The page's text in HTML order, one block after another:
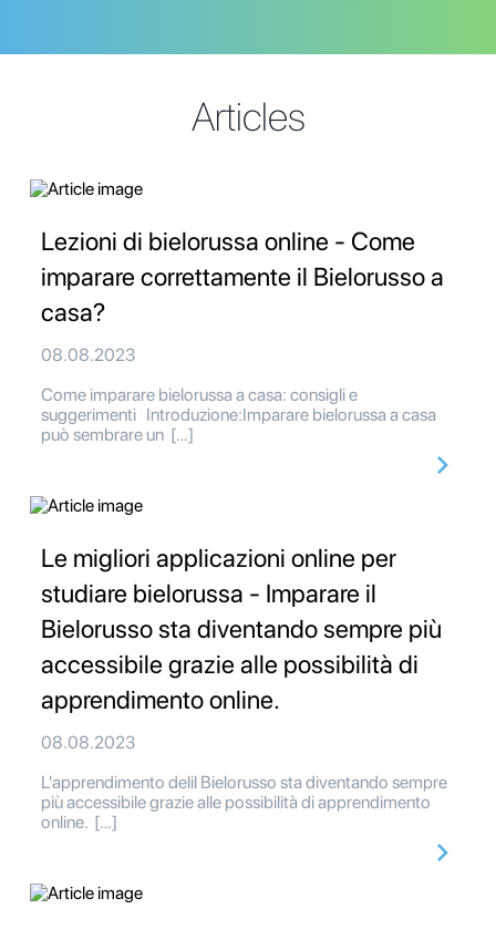
Articles
Lezioni di bielorussa online - Come
imparare correttamente il Bielorusso a
casa?
08.08.2023
Come imparare bielorussa a casa: consigli e
suggerimenti Introduzione:Imparare bielorussa a casa
può sembrare un […]
Le migliori applicazioni online per
studiare bielorussa - Imparare il
Bielorusso sta diventando sempre più
accessibile grazie alle possibilità di
apprendimento online.
08.08.2023
L'apprendimento delil Bielorusso sta diventando sempre
più accessibile grazie alle possibilità di apprendimento
online. […]